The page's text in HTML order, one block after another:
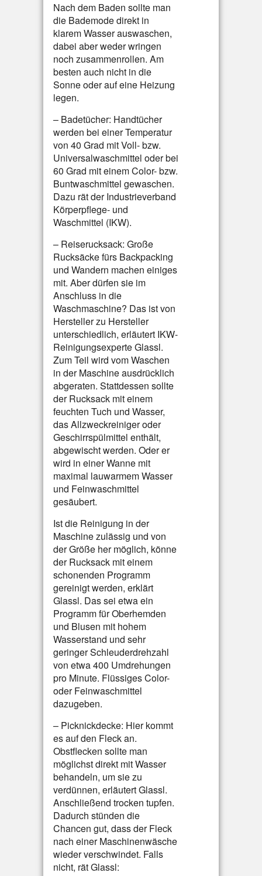
Nach dem Baden sollte man
die Bademode direkt in
klarem Wasser auswaschen,
dabei aber weder wringen
noch zusammenrollen. Am
besten auch nicht in die
Sonne oder auf eine Heizung
legen.
– Badetücher: Handtücher
werden bei einer Temperatur
von 40 Grad mit Voll- bzw.
Universalwaschmittel oder bei
60 Grad mit einem Color- bzw.
Buntwaschmittel gewaschen.
Dazu rät der Industrieverband
Körperpflege- und
Waschmittel (IKW).
– Reiserucksack: Große
Rucksäcke fürs Backpacking
und Wandern machen einiges
mit. Aber dürfen sie im
Anschluss in die
Waschmaschine? Das ist von
Hersteller zu Hersteller
unterschiedlich, erläutert IKW-
Reinigungsexperte Glassl.
Zum Teil wird vom Waschen
in der Maschine ausdrücklich
abgeraten. Stattdessen sollte
der Rucksack mit einem
feuchten Tuch und Wasser,
das Allzweckreiniger oder
Geschirrspülmittel enthält,
abgewischt werden. Oder er
wird in einer Wanne mit
maximal lauwarmem Wasser
und Feinwaschmittel
gesäubert.
Ist die Reinigung in der
Maschine zulässig und von
der Größe her möglich, könne
der Rucksack mit einem
schonenden Programm
gereinigt werden, erklärt
Glassl. Das sei etwa ein
Programm für Oberhemden
und Blusen mit hohem
Wasserstand und sehr
geringer Schleuderdrehzahl
von etwa 400 Umdrehungen
pro Minute. Flüssiges Color-
oder Feinwaschmittel
dazugeben.
– Picknickdecke: Hier kommt
es auf den Fleck an.
Obstflecken sollte man
möglichst direkt mit Wasser
behandeln, um sie zu
verdünnen, erläutert Glassl.
Anschließend trocken tupfen.
Dadurch stünden die
Chancen gut, dass der Fleck
nach einer Maschinenwäsche
wieder verschwindet. Falls
nicht, rät Glassl: